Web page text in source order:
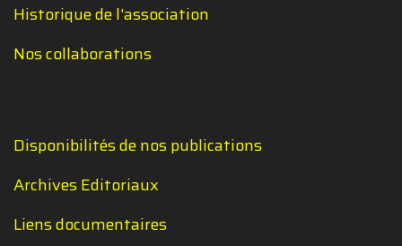
Historique de l'association
Nos collaborations
Disponibilités de nos publications
Archives Editoriaux
Liens documentaires